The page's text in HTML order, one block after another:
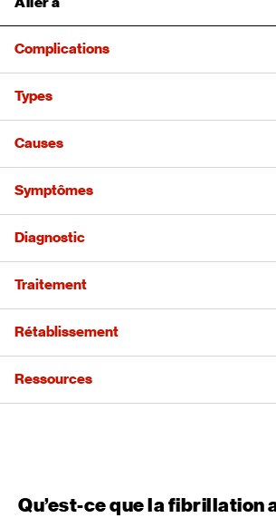
Complications
Types
Causes
Symptômes
Diagnostic
Traitement
Rétablissement
Ressources
Qu’est-ce que la fibrillation